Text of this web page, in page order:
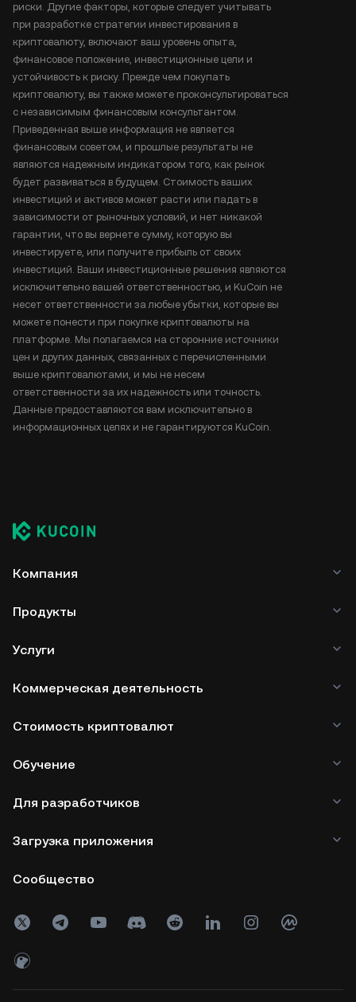
риски. Другие факторы, которые следует учитывать
при разработке стратегии инвестирования в
криптовалюту, включают ваш уровень опыта,
финансовое положение, инвестиционные цели и
устойчивость к риску. Прежде чем покупать
криптовалюту, вы также можете проконсультироваться
с независимым финансовым консультантом.
Приведенная выше информация не является
финансовым советом, и прошлые результаты не
являются надежным индикатором того, как рынок
будет развиваться в будущем. Стоимость ваших
инвестиций и активов может расти или падать в
зависимости от рыночных условий, и нет никакой
гарантии, что вы вернете сумму, которую вы
инвестируете, или получите прибыль от своих
инвестиций. Ваши инвестиционные решения являются
исключительно вашей ответственностью, и KuCoin не
несет ответственности за любые убытки, которые вы
можете понести при покупке криптовалюты на
платформе. Мы полагаемся на сторонние источники
цен и других данных, связанных с перечисленными
выше криптовалютами, и мы не несем
ответственности за их надежность или точность.
Данные предоставляются вам исключительно в
информационных целях и не гарантируются KuCoin.
Компания
Продукты
Услуги
Коммерческая деятельность
Стоимость криптовалют
Обучение
Для разработчиков
Загрузка приложения
Сообщество